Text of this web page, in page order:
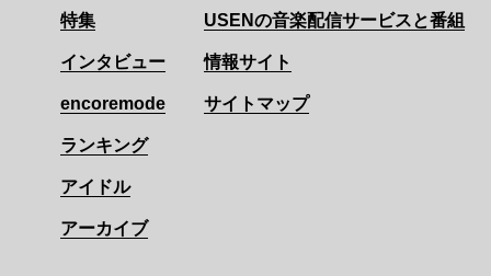
特集
インタビュー
encoremode
ランキング
アイドル
アーカイブ
USENの音楽配信サービスと番組
情報サイト
サイトマップ